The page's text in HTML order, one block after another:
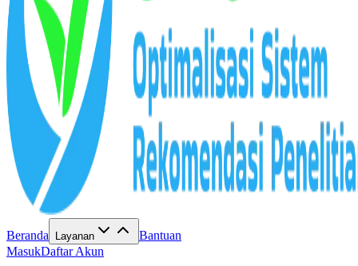
Beranda Layanan
Bantuan
MasukDaftar Akun